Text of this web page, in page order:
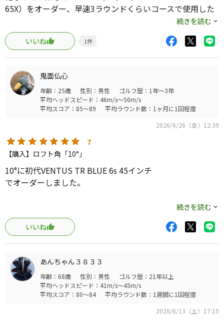
バーを腰を据えて使えるのが良かったかなと思います。タ
イトリストのモデルチェンジは2年周期で、リセールも悪く
65X）をオーダー、早速3ラウンドくらいコースで使用した
ので、インプレッションをGT2との比較で書いてみます。
まず、フェースの据わり的には少し右を向きますが、トゥ
ー側の下部（下顎？）が少しだけ出ているので、これを少
し閉じればスクエアに見えるかなという程度です。これは
意図的な設計（先の顎が出ている分、据わりを気持ちオー
プンにしているのか）分かりませんが、慣れればさほど気
になりません。
問題は打感です。少し硬く感じます。これは他のレビューで
もSNSでも誰も言及していなかったので正直驚きました。
打感が硬いので、飛んでるフィーリングもありません、実
際にGT2よりも少し（数ヤード）飛んでいない気がします。
シャフトはBlackもWhiteもスペック上はほぼ同等なのです
が、若干ですがWhiteの方がトルクが締まっているのか、硬
く感じるのかも知れません。ただ、打感が硬くて若干飛ば
ないと感じる分、ミスが大きなブレにならずに収まるよう
にも感じます（飛ばないだけの話かも）。打感が硬いとい
うのはタイトリスト贔屓(*)からすれば致命的ですので、そ
今のところ一旦はGT2再登板、継続で行くつもりです。ボ
ールがレフトダッシュだから、という可能性もあります
が、GT2よりも硬く感じるのは私だけでしょうか。シャフ
トをBlack 65x（GT2に入っているシャフト）を使ってもう
続きを読む
いいね
1件
鬼面仏心
年齢：25歳 性別：男性
ゴルフ歴：1年～3年
平均ヘッドスピード：46m/s～50m/s
平均スコア：85～89
平均ラウンド数：1ヶ月に1回程度
2026/6/26（金）12:39
7
【購入】ロフト角「10°」
10°に初代VENTUS TR BLUE 6s 45インチ
でオーダーしました。
理由3点です。
・弾道をもう少し高くしたい
・フェード打ちにいくと稀にチーピン
・フィーリングが微妙
結論から言うと、初速が出て安定するドライバーです。
下記１ヶ月使用した感想になります。(練習は週5,ラウンド
続きを読む
いいね
あんちゃん３８３３
年齢：68歳 性別：男性
ゴルフ歴：21年以上
平均ヘッドスピード：41m/s～45m/s
平均スコア：80～84
平均ラウンド数：1週間に1回程度
2026/6/13（土）17:15